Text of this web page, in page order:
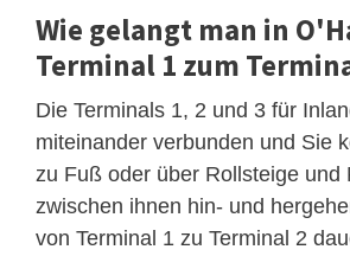
Wie gelangt man in
Terminal 1 zum
Die Terminals 1, 2 und 3 für
miteinander verbunden und Sie
zu Fuß oder über Rollsteige und
zwischen ihnen hin- und
von Terminal 1 zu Terminal 2